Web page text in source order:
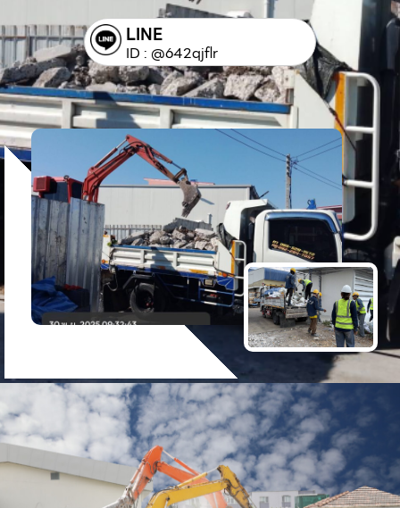
LINE
ID : @642qjflr